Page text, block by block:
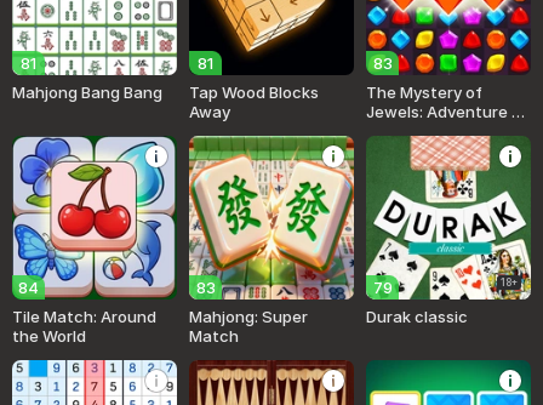
81
Mahjong Bang Bang
81
Tap Wood Blocks
Away
83
The Mystery of
Jewels: Adventure -
84
Tile Match: Around
the World
83
Mahjong: Super
Match
79 18+
Durak classic